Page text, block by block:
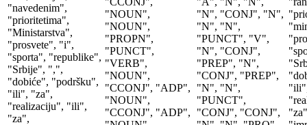
"navedenim",
"prioritetima",
"Ministarstva",
"prosvete", "i",
"sporta", "republike",
"Srbije", ",",
"dobiće", "podršku",
"ili", "za",
"realizaciju", "ili",
"za",
"NOUN",
"NOUN",
"PROPN",
"PUNCT",
"VERB",
"NOUN",
"CCONJ", "ADP",
"NOUN",
"CCONJ", "ADP",
"N", "CONJ", "N",
"N", "N",
"PUNCT", "V",
"N", "CONJ",
"PREP", "N",
"CONJ", "PREP",
"N", "N",
"PUNCT",
"CONJ", "CONJ",